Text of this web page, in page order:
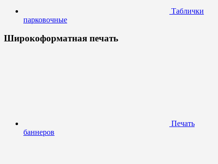
Таблички
парковочные
Широкоформатная печать
Печать
баннеров